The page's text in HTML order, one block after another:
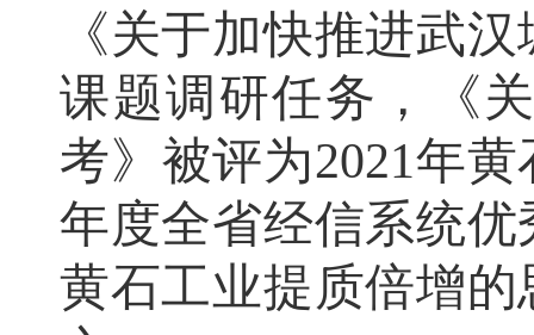
《关于加快推进武
课题调研任务，《
考》被评为2021年
年度全省经信系统
黄石工业提质倍增